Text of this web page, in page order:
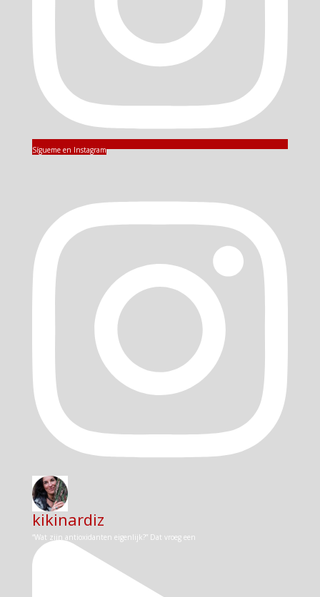
Sígueme en Instagram
kikinardiz
“Wat zijn antioxidanten eigenlijk?” Dat vroeg een